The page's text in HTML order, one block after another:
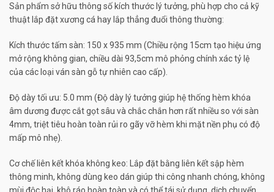
Sản phẩm sở hữu thông số kích thước lý tưởng, phù hợp cho cả kỹ
thuật lắp đặt xương cá hay lắp thẳng đuổi thông thường:
Kích thước tấm sàn: 150 x 935 mm (Chiều rộng 15cm tạo hiệu ứng
mở rộng không gian, chiều dài 93,5cm mô phỏng chính xác tỷ lệ
của các loại ván sàn gỗ tự nhiên cao cấp).
Độ dày tối ưu: 5.0 mm (Độ dày lý tưởng giúp hệ thống hèm khóa
âm dương được cắt gọt sâu và chắc chắn hơn rất nhiều so với sàn
4mm, triệt tiêu hoàn toàn rủi ro gãy vỡ hèm khi mặt nền phụ có độ
mấp mô nhẹ).
Cơ chế liên kết khóa không keo: Lắp đặt bằng liên kết sập hèm
thông minh, không dùng keo dán giúp thi công nhanh chóng, không